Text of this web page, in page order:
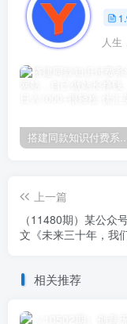
人生
搭建同款知识付费系统网站，自己
上一篇
（11480期）某公众
文《未来三十年，我
相关推荐